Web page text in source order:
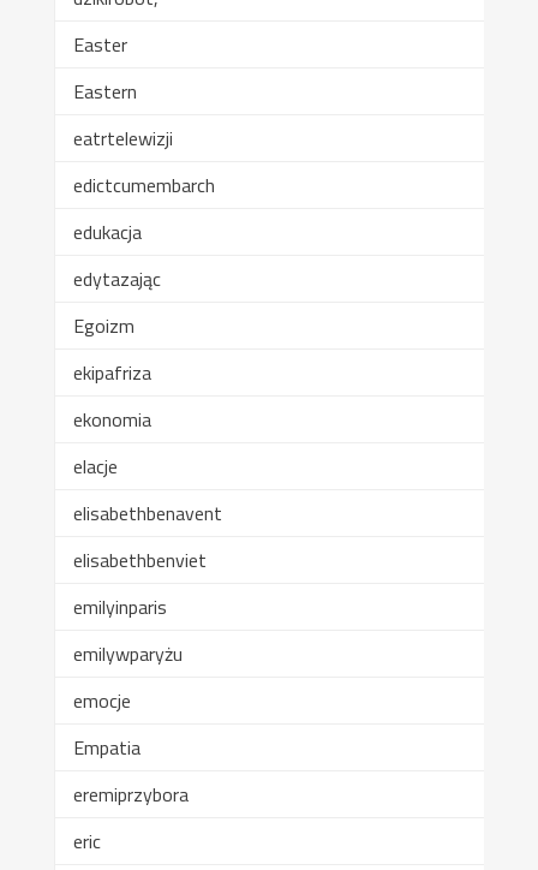
Easter
Eastern
eatrtelewizji
edictcumembarch
edukacja
edytazając
Egoizm
ekipafriza
ekonomia
elacje
elisabethbenavent
elisabethbenviet
emilyinparis
emilywparyżu
emocje
Empatia
eremiprzybora
eric